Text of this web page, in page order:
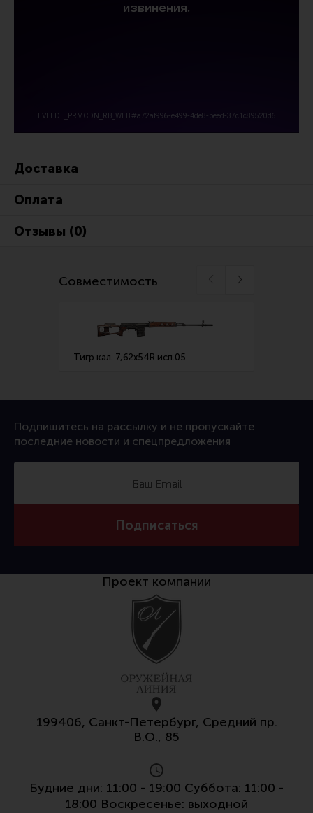
Доставка
Оплата
Отзывы (0)
Совместимость
Тигр кал. 7,62х54R исп.05
Подпишитесь на рассылку и не пропускайте
последние новости и спецпредложения
Подписаться
Проект компании
199406, Санкт-Петербург, Средний пр.
В.О., 85
Будние дни: 11:00 - 19:00 Суббота: 11:00 -
18:00 Воскресенье: выходной